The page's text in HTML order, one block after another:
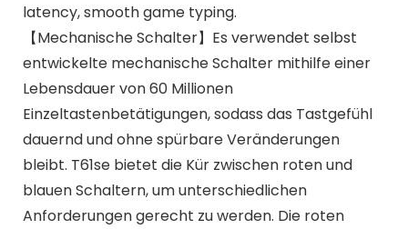
latency, smooth game typing.
【Mechanische Schalter】Es verwendet selbst
entwickelte mechanische Schalter mithilfe einer
Lebensdauer von 60 Millionen
Einzeltastenbetätigungen, sodass das Tastgefühl
dauernd und ohne spürbare Veränderungen
bleibt. T61se bietet die Kür zwischen roten und
blauen Schaltern, um unterschiedlichen
Anforderungen gerecht zu werden. Die roten